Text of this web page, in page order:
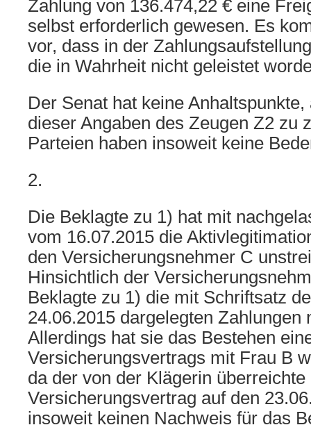
Zahlung von 136.474,22 € eine
selbst erforderlich gewesen. Es
vor, dass in der
die in Wahrheit nicht geleistet
Der Senat hat keine
dieser Angaben des Zeugen Z2 zu
Parteien haben insoweit keine
2.
Die Beklagte zu 1) hat mit
vom 16.07.2015 die
den Versicherungsnehmer C
Hinsichtlich der
Beklagte zu 1) die mit Schriftsatz
24.06.2015 dargelegten Zahlungen
Allerdings hat sie das Bestehen
Versicherungsvertrags mit Frau B
da der von der Klägerin überreichte
Versicherungsvertrag auf den
insoweit keinen Nachweis für das